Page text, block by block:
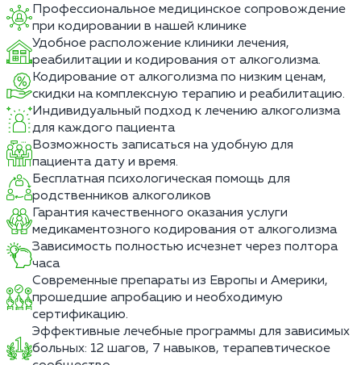
Профессиональное медицинское сопровождение
при кодировании в нашей клинике
Удобное расположение клиники лечения,
реабилитации и кодирования от алкоголизма.
Кодирование от алкоголизма по низким ценам,
скидки на комплексную терапию и реабилитацию.
Индивидуальный подход к лечению алкоголизма
для каждого пациента
Возможность записаться на удобную для
пациента дату и время.
Бесплатная психологическая помощь для
родственников алкоголиков
Гарантия качественного оказания услуги
медикаментозного кодирования от алкоголизма
Зависимость полностью исчезнет через полтора
часа
Современные препараты из Европы и Америки,
прошедшие апробацию и необходимую
сертификацию.
Эффективные лечебные программы для зависимых
больных: 12 шагов, 7 навыков, терапевтическое